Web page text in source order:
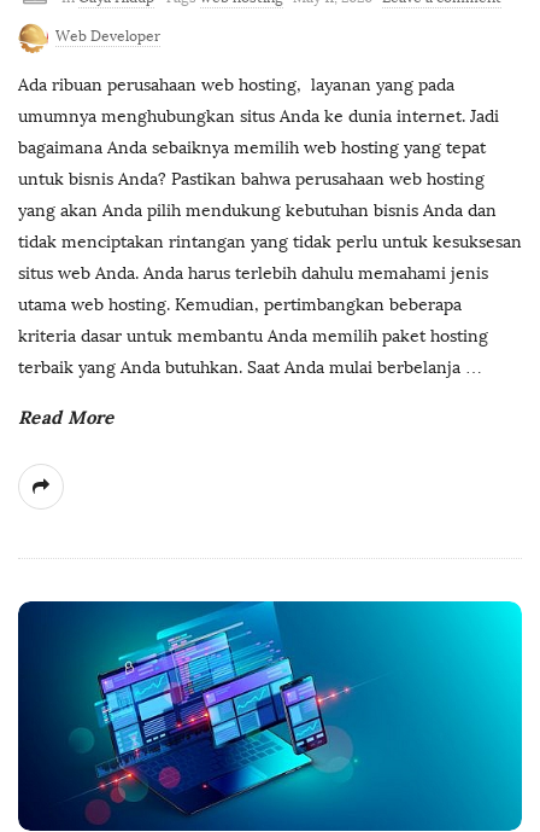
Web Developer
Ada ribuan perusahaan web hosting, layanan yang pada
umumnya menghubungkan situs Anda ke dunia internet. Jadi
bagaimana Anda sebaiknya memilih web hosting yang tepat
untuk bisnis Anda? Pastikan bahwa perusahaan web hosting
yang akan Anda pilih mendukung kebutuhan bisnis Anda dan
tidak menciptakan rintangan yang tidak perlu untuk kesuksesan
situs web Anda. Anda harus terlebih dahulu memahami jenis
utama web hosting. Kemudian, pertimbangkan beberapa
kriteria dasar untuk membantu Anda memilih paket hosting
terbaik yang Anda butuhkan. Saat Anda mulai berbelanja …
Read More